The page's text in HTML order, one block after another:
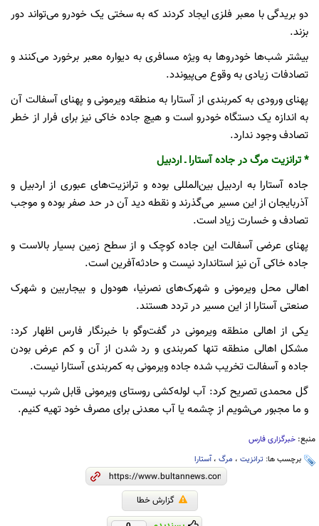
دو بریدگی با معبر فلزی ایجاد کردند که به سختی یک خودرو می‌تواند دور
بزند.
بیشتر شب‌ها خودروها به ویژه مسافری به دیواره معبر برخورد می‌‌کنند و
تصادفات زیادی به وقوع می‌پیوندد.
پهنای ورودی به کمربندی از آستارا به منطقه ویرمونی و پهنای آسفالت آن
به اندازه یک دستگاه خودرو است و هیچ جاده خاکی نیز برای فرار از خطر
تصادف وجود ندارد.
* ترانزیت مرگ در جاده آستارا‌ ـ اردبیل
جاده آستارا به اردبیل بین‌المللی بوده و ترانزیت‌های عبوری از اردبیل و
آذربایجان از این مسیر می‌گذرند و نقطه دید آن در حد صفر بوده و موجب
تصادف و خسارت زیاد است.
پهنای عرضی آسفالت این جاده کوچک و از سطح زمین بسیار بالاست و
جاده خاکی آن نیز استاندارد نیست و حادثه‌آفرین است.
اهالی محل ویرمونی و شهرک‌های نصرنیا، هودول و بیجاربین و شهرک
صنعتی آستارا از این مسیر در تردد هستند.
یکی از اهالی منطقه ویرمونی در گفت‌وگو با خبرنگار فارس اظهار کرد:
مشکل اهالی منطقه تنها کمربندی و رد شدن از آن و کم عرض بودن
جاده و آسفالت تخریب شده جاده ویرمونی به کمربندی آستارا نیست.
گل محمدی تصریح کرد: آب لوله‌کشی روستای ویرمونی قابل شرب نیست
و ما مجبور می‌شویم از چشمه یا آب معدنی برای مصرف خود تهیه کنیم.
منبع: خبرگزاری فارس
برچسب ها: ترانزیت ، مرگ ،آستارا
گزارش خطا